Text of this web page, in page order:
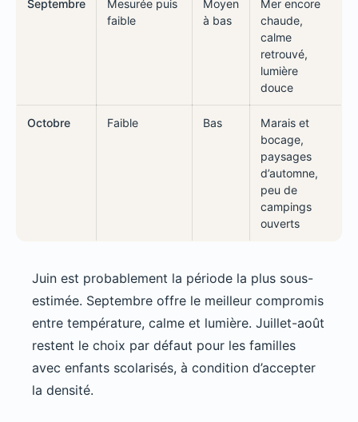
Septembre
Mesurée puis
faible
Moyen
à bas
Mer encore
chaude,
calme
retrouvé,
lumière
douce
Octobre Faible Bas
Marais et
bocage,
paysages
d’automne,
peu de
campings
ouverts
Juin est probablement la période la plus sous-
estimée. Septembre offre le meilleur compromis
entre température, calme et lumière. Juillet-août
restent le choix par défaut pour les familles
avec enfants scolarisés, à condition d’accepter
la densité.